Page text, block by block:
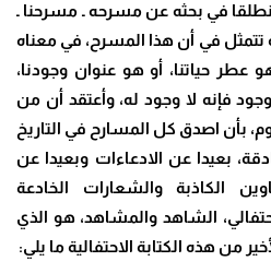
في بحثه عن مسرحه ـ مسرحنا ـ
في أن هذا المسرح، في معناه
عطر حياتنا، أو هو عنوان وجودنا،
فإنه لا وجود له، وأعتقد أن من
بأن اصدق كل المسارح في التاريخ
بعيدا عن الادعاءات وبعيدا عن
الكاذبة والشعارات الخادعة
الشاهد والمشاهد، هو الذي
من هذه الكتابة الاحتفالية ما يلي: